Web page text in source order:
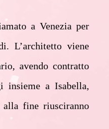
a Venezia per
L’architetto viene
avendo contratto
insieme a Isabella,
alla fine riusciranno